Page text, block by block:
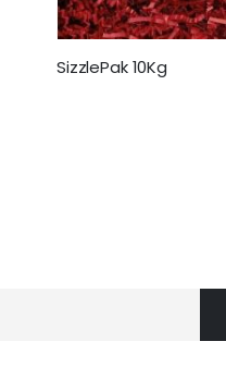
SizzlePak 10Kg